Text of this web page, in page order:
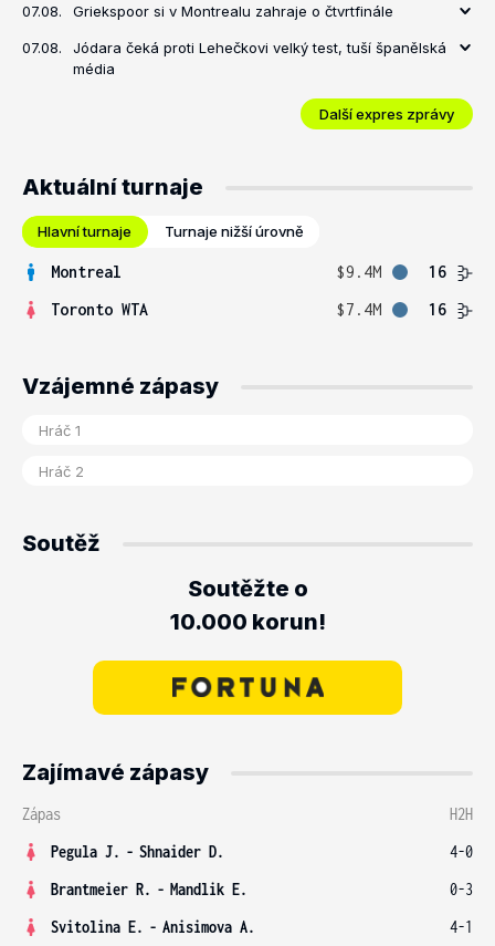
07.08. Griekspoor si v Montrealu zahraje o čtvrtfinále
07.08.
Jódara čeká proti Lehečkovi velký test, tuší španělská
média
Další expres zprávy
Aktuální turnaje
Hlavní turnaje Turnaje nižší úrovně
Montreal $9.4M
16
Toronto WTA
$7.4M 16
Vzájemné zápasy
Soutěž
Soutěžte o
10.000 korun!
Zajímavé zápasy
Zápas
H2H
Pegula J. - Shnaider D.
4-0
Brantmeier R. - Mandlik E.
0-3
Svitolina E. - Anisimova A.
4-1